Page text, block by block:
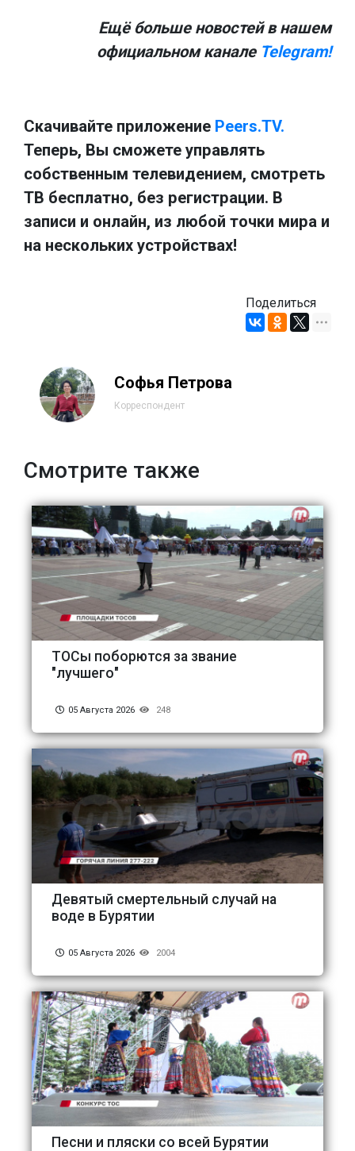
Ещё больше новостей в нашем
официальном канале Telegram!
Скачивайте приложение Peers.TV.
Теперь, Вы сможете управлять
собственным телевидением, смотреть
ТВ бесплатно, без регистрации. В
записи и онлайн, из любой точки мира и
на нескольких устройствах!
Поделиться
Софья Петрова
Корреспондент
Смотрите также
ТОСы поборются за звание
"лучшего"
05 Августа 2026 248
Девятый смертельный случай на
воде в Бурятии
05 Августа 2026 2004
Песни и пляски со всей Бурятии